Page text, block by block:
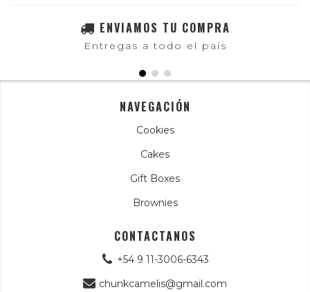
ENVIAMOS TU COMPRA
Entregas a todo el país
NAVEGACIÓN
Cookies
Cakes
Gift Boxes
Brownies
CONTACTANOS
+54 9 11-3006-6343
chunkcamelis@gmail.com